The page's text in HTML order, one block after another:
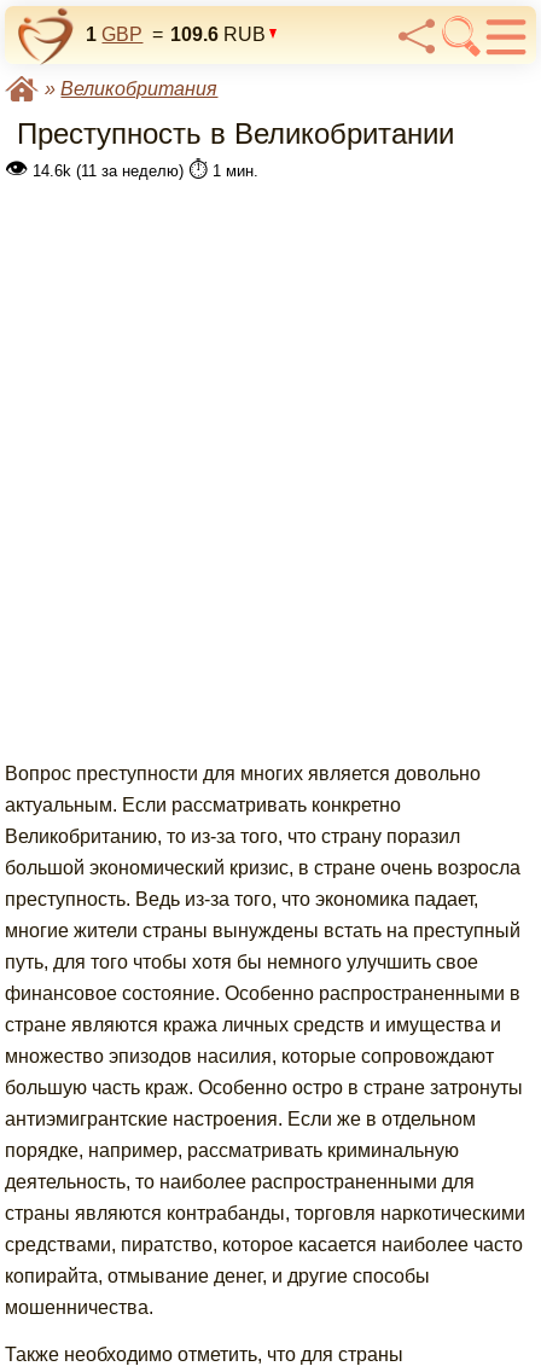
1 GBP = 109.6 RUB
»Великобритания
Преступность в Великобритании
👁 14.6k (11 за неделю) ⏱️ 1 мин.
Вопрос преступности для многих является довольно
актуальным. Если рассматривать конкретно
Великобританию, то из-за того, что страну поразил
большой экономический кризис, в стране очень возросла
преступность. Ведь из-за того, что экономика падает,
многие жители страны вынуждены встать на преступный
путь, для того чтобы хотя бы немного улучшить свое
финансовое состояние. Особенно распространенными в
стране являются кража личных средств и имущества и
множество эпизодов насилия, которые сопровождают
большую часть краж. Особенно остро в стране затронуты
антиэмигрантские настроения. Если же в отдельном
порядке, например, рассматривать криминальную
деятельность, то наиболее распространенными для
страны являются контрабанды, торговля наркотическими
средствами, пиратство, которое касается наиболее часто
копирайта, отмывание денег, и другие способы
мошенничества.
Также необходимо отметить, что для страны